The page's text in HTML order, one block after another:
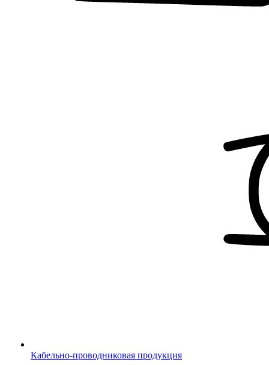
Кабельно-проводниковая продукция